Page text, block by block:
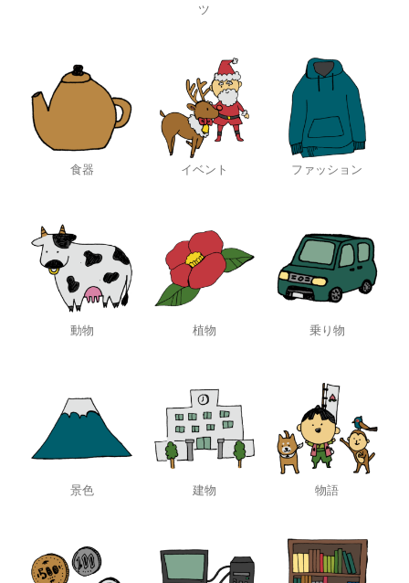
ツ
食器 イベント ファッション
動物 植物 乗り物
景色 建物 物語